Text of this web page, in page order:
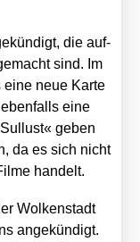
die auf­
sind. Im
eine neue Kar­te
eine
geben
da es sich nicht
han­delt.
Wol­ken­stadt
ange­kün­digt.